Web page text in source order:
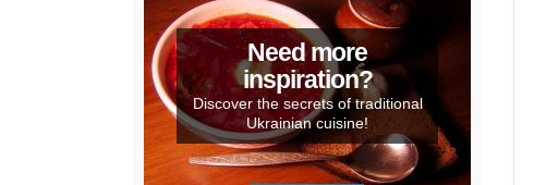
Need more
inspiration?
Discover the secrets of traditional
Ukrainian cuisine!